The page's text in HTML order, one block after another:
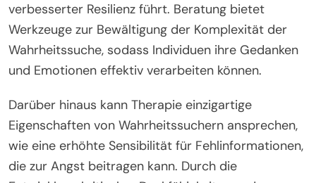
verbesserter Resilienz führt. Beratung bietet
Werkzeuge zur Bewältigung der Komplexität der
Wahrheitssuche, sodass Individuen ihre Gedanken
und Emotionen effektiv verarbeiten können.
Darüber hinaus kann Therapie einzigartige
Eigenschaften von Wahrheitssuchern ansprechen,
wie eine erhöhte Sensibilität für Fehlinformationen,
die zur Angst beitragen kann. Durch die